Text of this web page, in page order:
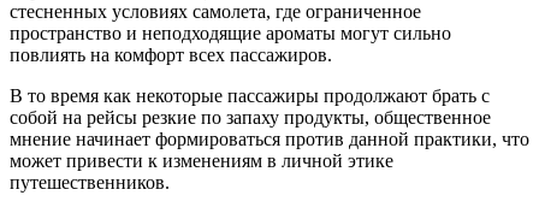
стесненных условиях самолета, где ограниченное
пространство и неподходящие ароматы могут сильно
повлиять на комфорт всех пассажиров.
В то время как некоторые пассажиры продолжают брать с
собой на рейсы резкие по запаху продукты, общественное
мнение начинает формироваться против данной практики, что
может привести к изменениям в личной этике
путешественников.